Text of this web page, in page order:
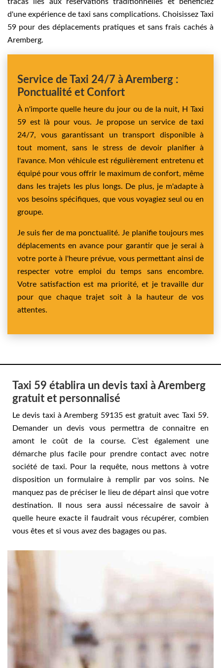
d'une expérience de taxi sans complications. Choisissez Taxi
59 pour des déplacements pratiques et sans frais cachés à
Aremberg.
Service de Taxi 24/7 à Aremberg :
Ponctualité et Confort
À n'importe quelle heure du jour ou de la nuit, H Taxi
59 est là pour vous. Je propose un service de taxi
24/7, vous garantissant un transport disponible à
tout moment, sans le stress de devoir planifier à
l'avance. Mon véhicule est régulièrement entretenu et
équipé pour vous offrir le maximum de confort, même
dans les trajets les plus longs. De plus, je m'adapte à
vos besoins spécifiques, que vous voyagiez seul ou en
groupe.
Je suis fier de ma ponctualité. Je planifie toujours mes
déplacements en avance pour garantir que je serai à
votre porte à l'heure prévue, vous permettant ainsi de
respecter votre emploi du temps sans encombre.
Votre satisfaction est ma priorité, et je travaille dur
pour que chaque trajet soit à la hauteur de vos
attentes.
Taxi 59 établira un devis taxi à Aremberg
gratuit et personnalisé
Le devis taxi à Aremberg 59135 est gratuit avec Taxi 59.
Demander un devis vous permettra de connaitre en
amont le coût de la course. C’est également une
démarche plus facile pour prendre contact avec notre
société de taxi. Pour la requête, nous mettons à votre
disposition un formulaire à remplir par vos soins. Ne
manquez pas de préciser le lieu de départ ainsi que votre
destination. Il nous sera aussi nécessaire de savoir à
quelle heure exacte il faudrait vous récupérer, combien
vous êtes et si vous avez des bagages ou pas.